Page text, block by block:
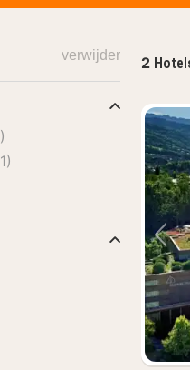
2
verwijder